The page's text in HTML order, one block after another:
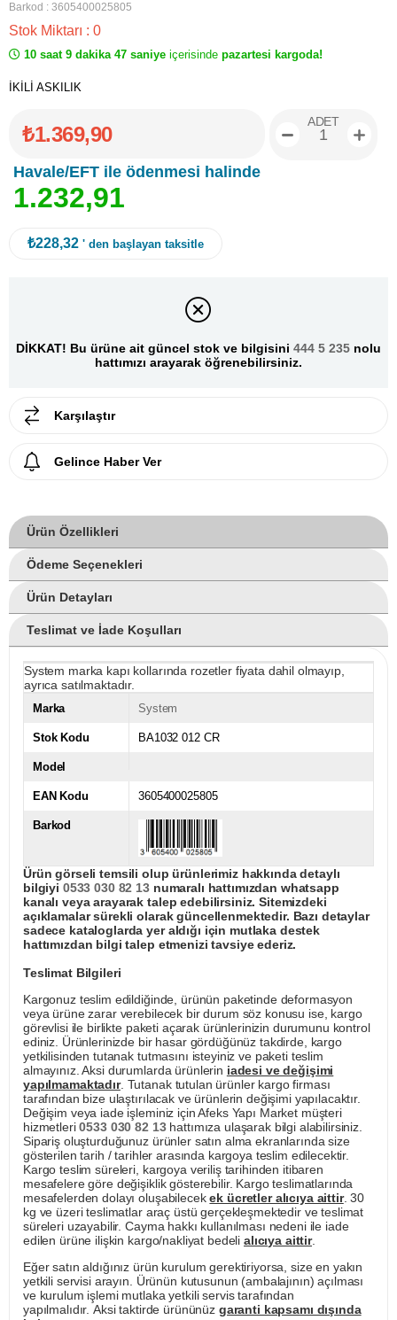
Barkod : 3605400025805
Stok Miktarı : 0
10 saat 9 dakika 47 saniye içerisinde pazartesi kargoda!
İKİLİ ASKILIK
₺1.369,90
Havale/EFT ile ödenmesi halinde
1.232,91
ADET
₺228,32 ' den başlayan taksitle
DİKKAT! Bu ürüne ait güncel stok ve bilgisini 444 5 235 nolu
hattımızı arayarak öğrenebilirsiniz.
Karşılaştır
Gelince Haber Ver
Ürün Özellikleri
Ödeme Seçenekleri
Ürün Detayları
Teslimat ve İade Koşulları
System marka kapı kollarında rozetler fiyata dahil olmayıp,
ayrıca satılmaktadır.
Marka System
Stok Kodu BA1032 012 CR
Model
EAN Kodu 3605400025805
Barkod
Ürün görseli temsili olup ürünlerimiz hakkında detaylı
bilgiyi 0533 030 82 13numaralı hattımızdan whatsapp
kanalı veya arayarak talep edebilirsiniz. Sitemizdeki
açıklamalar sürekli olarak güncellenmektedir. Bazı detaylar
sadece kataloglarda yer aldığı için mutlaka destek
hattımızdan bilgi talep etmenizi tavsiye ederiz.
Teslimat Bilgileri
Kargonuz teslim edildiğinde, ürünün paketinde deformasyon
veya ürüne zarar verebilecek bir durum söz konusu ise, kargo
görevlisi ile birlikte paketi açarak ürünlerinizin durumunu kontrol
ediniz. Ürünlerinizde bir hasar gördüğünüz takdirde, kargo
yetkilisinden tutanak tutmasını isteyiniz ve paketi teslim
almayınız. Aksi durumlarda ürünlerin iadesi ve değişimi
yapılmamaktadır. Tutanak tutulan ürünler kargo firması
tarafından bize ulaştırılacak ve ürünlerin değişimi yapılacaktır.
Değişim veya iade işleminiz için Afeks Yapı Market müşteri
hizmetleri0533 030 82 13hattımıza ulaşarak bilgi alabilirsiniz.
Sipariş oluşturduğunuz ürünler satın alma ekranlarında size
gösterilen tarih / tarihler arasında kargoya teslim edilecektir.
Kargo teslim süreleri, kargoya veriliş tarihinden itibaren
mesafelere göre değişiklik gösterebilir. Kargo teslimatlarında
mesafelerden dolayı oluşabilecekek ücretler alıcıya aittir. 30
kg ve üzeri teslimatlar araç üstü gerçekleşmektedir ve teslimat
süreleri uzayabilir. Cayma hakkı kullanılması nedeni ile iade
edilen ürüne ilişkin kargo/nakliyat bedeli alıcıya aittir.
Eğer satın aldığınız ürün kurulum gerektiriyorsa, size en yakın
yetkili servisi arayın. Ürünün kutusunun (ambalajının) açılması
ve kurulum işlemi mutlaka yetkili servis tarafından
yapılmalıdır. Aksi taktirde ürününüz garanti kapsamı dışında